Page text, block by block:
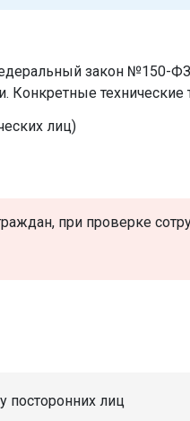
закон №150-
технические
лиц)
при проверке
посторонних лиц